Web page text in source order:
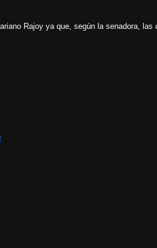
Rajoy ya que, según la senadora,